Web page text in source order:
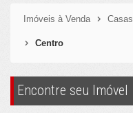
Imóveis à Venda Casas
Centro
Encontre seu Imóvel